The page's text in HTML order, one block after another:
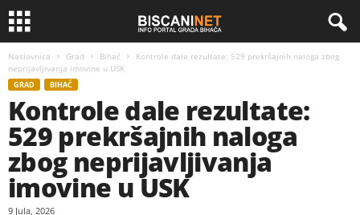
Naslovnica Grad Bihać
Kontrole dale rezultate: 529 prekršajnih naloga zbog
neprijavljivanja imovine u USK
GRAD BIHAĆ
Kontrole dale rezultate:
529 prekršajnih naloga
zbog neprijavljivanja
imovine u USK
9 Jula, 2026